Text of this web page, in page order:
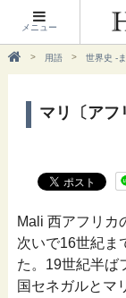
メニュー
用語 世界史 -
マリ〔アフ
Mali 西アフリカ
次いで16世紀ま
た。19世紀半ば
国セネガルとマ